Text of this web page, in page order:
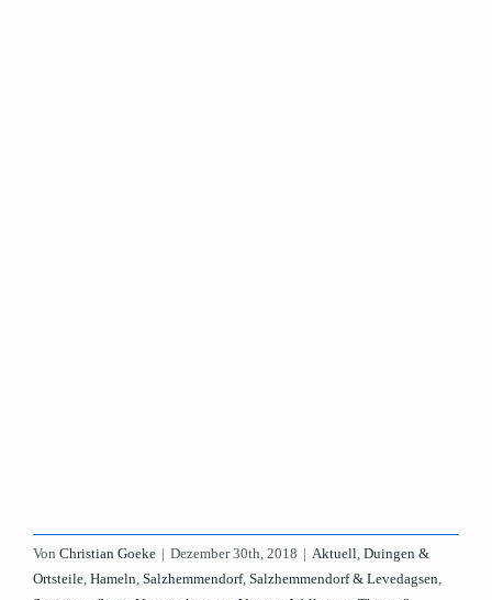
Von Christian Goeke | Dezember 30th, 2018 | Aktuell, Duingen &
Ortsteile, Hameln, Salzhemmendorf, Salzhemmendorf & Levedagsen,